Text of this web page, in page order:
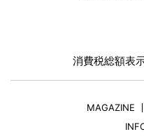
消費税総額表
MAGAZINE